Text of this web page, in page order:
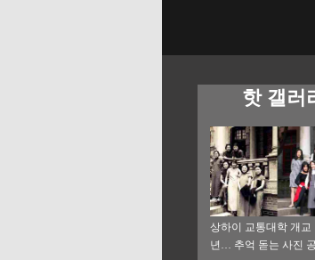
핫 갤러
상하이 교통대학 개교
년… 추억 돋는 사진